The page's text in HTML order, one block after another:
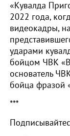
«Кувалда
2022 года,
видеокадры,
ударами
бойцом ЧВК
основатель
бойца фразой
***